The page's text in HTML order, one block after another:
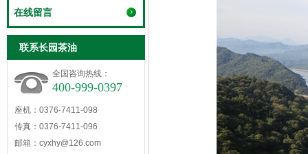
在线留言
联系长园茶油
全国咨询热线：
400-999-0397
座机：0376-7411-098
传真：0376-7411-096
邮箱： cyxhy@126.com